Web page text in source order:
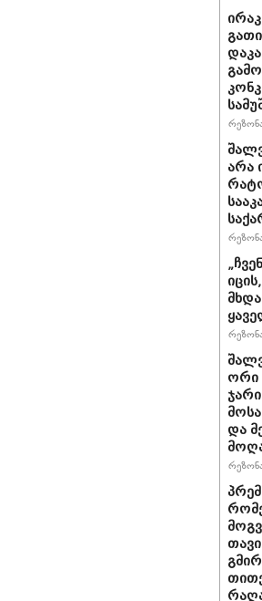
არა
ორი
და